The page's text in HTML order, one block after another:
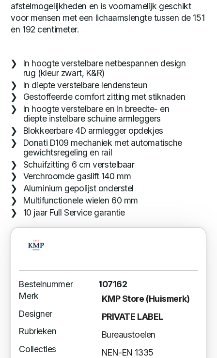
afstelmogelijkheden en is voornamelijk geschikt
voor mensen met een lichaamslengte tussen de 151
en 192 centimeter.
In hoogte verstelbare netbespannen design
rug (kleur zwart, K&R)
In diepte verstelbare lendensteun
Gestoffeerde comfort zitting met stiknaden
In hoogte verstelbare en in breedte- en
diepte instelbare schuine armleggers
Blokkeerbare 4D armlegger opdekjes
Donati D109 mechaniek met automatische
gewichtsregeling en rail
Schuifzitting 6 cm verstelbaar
Verchroomde gaslift 140 mm
Aluminium gepolijst onderstel
Multifunctionele wielen 60 mm
10 jaar Full Service garantie
Bestelnummer
107162
Merk
KMP Store (Huismerk)
Designer
PRIVATE LABEL
Rubrieken
Bureaustoelen
Collecties
NEN-EN 1335